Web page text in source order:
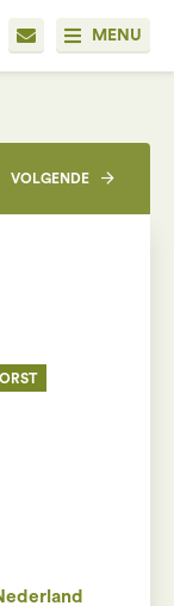
MENU
VOLGENDE